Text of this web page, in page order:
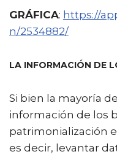
GRÁFICA: https://
n/2534882/
LA INFORMACIÓN DE
Si bien la mayoría
información de los
patrimonialización
es decir, levantar